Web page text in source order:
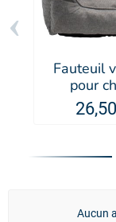
Fauteuil
pour
Safetravel
‹
Aucun